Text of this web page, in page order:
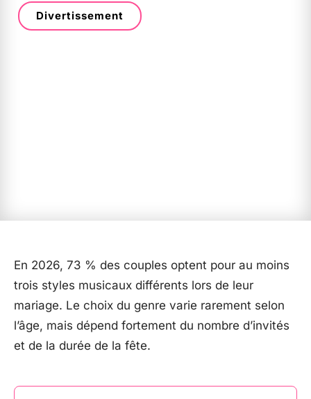
Divertissement
En 2026, 73 % des couples optent pour au moins
trois styles musicaux différents lors de leur
mariage. Le choix du genre varie rarement selon
l’âge, mais dépend fortement du nombre d’invités
et de la durée de la fête.